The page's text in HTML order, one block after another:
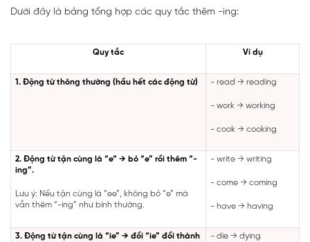
Dưới đây là bảng tổng hợp các quy tắc thêm -ing:
Quy tắc Ví dụ
1. Động từ thông thường (hầu hết các động từ) - read → reading
- work → working
- cook → cooking
2. Động từ tận cùng là “e“ → bỏ “e” rồi thêm “-
ing”.
Lưu ý: Nếu tận cùng là “ee”, không bỏ “e” mà
vẫn thêm “-ing” như bình thường.
- write → writing
- come → coming
- have → having
3. Động từ tận cùng là “ie” → đổi “ie” đổi thành
- die → dying